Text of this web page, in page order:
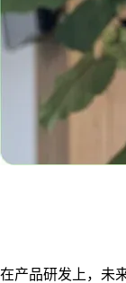
在产品研发上，未